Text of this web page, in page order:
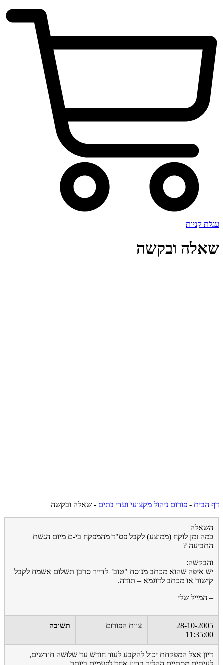
עגלת קניות
שאלה ובקשה
דף הבית - פורום ניהול מקצועי ועדי בתים - שאלה ובקשה
השאלה
כמה זמן לוקח (ממוצע) לקבל פס"ד מהמפקח בי-ם מיום הגשת
התביעה ?
והבקשה:
יש איפה שהוא מכתב מנוסח "טוב" לדייר סרבן תשלום אשמח לקבל
קישור או מכתב לדוגמא – תודה.
– המייל שלי
28-10-2005
11:35:00
צוות הפורום תשובה
דיון אצל המפקחת יכול להקבע לעוד חודש עד שלושה חודשים,
לעיתים מסתיים ההליך בדיון אחד לפעמים ביותר.